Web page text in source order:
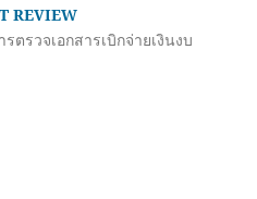
REVIEW
ตรวจเอกสารเบิกจ่ายเงินงบ